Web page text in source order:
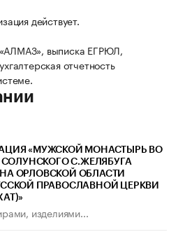
действует.
выписка ЕГРЮЛ,
отчетность
«МУЖСКОЙ МОНАСТЫРЬ ВО
С.ЖЕЛЯБУГА
ОРЛОВСКОЙ ОБЛАСТИ
ПРАВОСЛАВНОЙ ЦЕРКВИ
изделиями...